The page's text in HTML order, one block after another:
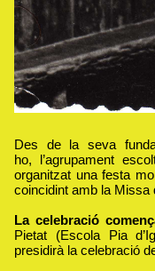
Des de la seva
ho, l’agrupament
organitzat una festa
coincidint amb la Missa
La celebració
Pietat (Escola Pia
presidirà la celebració